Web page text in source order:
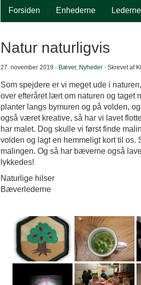
Forsiden Enhederne Lederne
Natur naturligvis
27. november 2019 · Bæver, Nyheder · Skrevet af
Som spejdere er vi meget ude i
over efteråret lært om naturen og taget
planter langs bymuren og på volden,
også været kreative, så har vi lavet
har malet. Dog skulle vi først finde
volden og lagt en hemmeligt kort til
malingen. Og så har bæverne også
lykkedes!
Naturlige hilser
Bæverlederne